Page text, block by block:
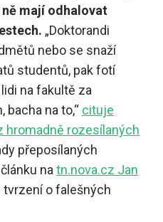
mají odhalovat
„Doktorandi
nebo se snaží
studentů, pak fotí
na fakultě za
bacha na to,“ cituje
hromadně rozesílaných
přeposílaných
natn.nova.cz Jan
tvrzení o falešných